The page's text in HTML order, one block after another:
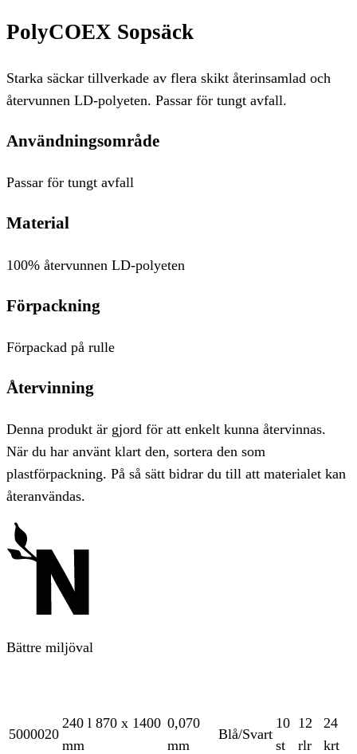
PolyCOEX Sopsäck
Starka säckar tillverkade av flera skikt återinsamlad och
återvunnen LD-polyeten. Passar för tungt avfall.
Användningsområde
Passar för tungt avfall
Material
100% återvunnen LD-polyeten
Förpackning
Förpackad på rulle
Återvinning
Denna produkt är gjord för att enkelt kunna återvinnas.
När du har använt klart den, sortera den som
plastförpackning. På så sätt bidrar du till att materialet kan
återanvändas.
Bättre miljöval
5000020
240 l 870 x 1400
mm
0,070
mm
Blå/Svart
10
st
12
rlr
24
krt